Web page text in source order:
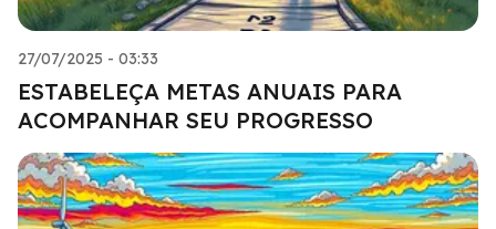
27/07/2025 - 03:33
ESTABELEÇA METAS ANUAIS PARA
ACOMPANHAR SEU PROGRESSO